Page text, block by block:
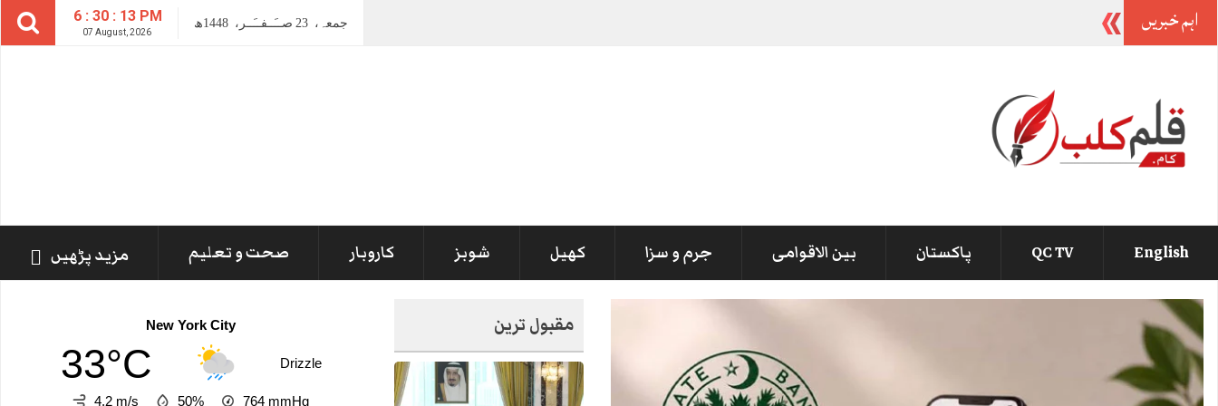
6 : 30 : 14 PM
07 August, 2026
جمعہ، 23 صــَــفــَــر، 1448ھ اہم خبریں
English
QC TV پاکستان بین الاقوامی جرم و سزا کھیل شوبز کاروبار صحت و تعلیم مزید پڑھیں
مقبول ترین New York City
33°C Drizzle
4.2 m/s 50% 764 mmHg